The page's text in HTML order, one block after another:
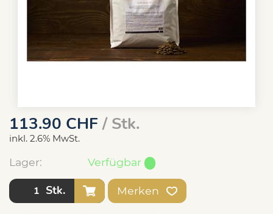
113.90 CHF/ Stk.
inkl. 2.6% MwSt.
Lager: Verfügbar
Stk. Merken